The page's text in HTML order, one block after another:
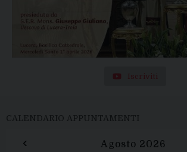
Iscriviti
CALENDARIO APPUNTAMENTI
‹ Agosto 2026